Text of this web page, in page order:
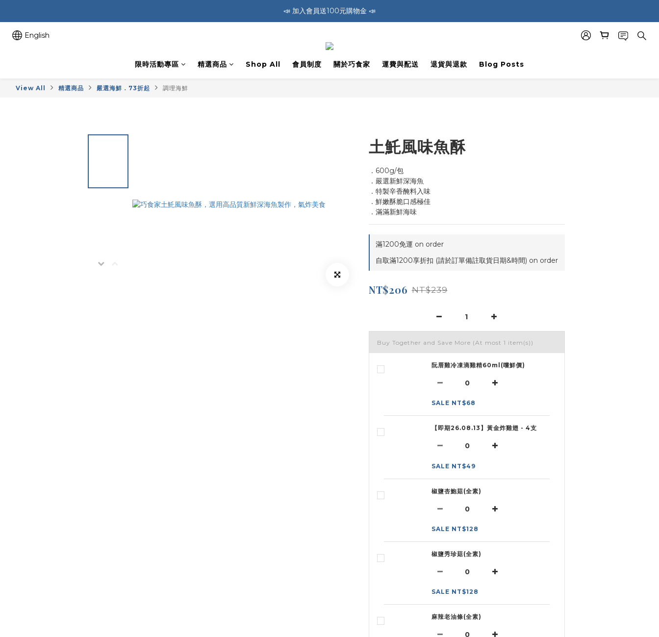
🚛 全館消費滿1200免運費 🚛
🚛 全館消費滿1200免運費 🚛
English
限時活動專區 精選商品 Shop All 會員制度 關於巧食家 運費與配送 退貨與退款 Blog Posts
View All 精選商品 嚴選海鮮．73折起 調理海鮮
土魠風味魚酥
．600g/包
．嚴選新鮮深海魚
．特製辛香醃料入味
．鮮嫩酥脆口感極佳
．滿滿新鮮海味
滿1200免運 on order
自取滿1200享折扣 (請於訂單備註取貨日期&時間) on order
NT$206 NT$239
Buy Together and Save More (At most 1 item(s))
阮厝雞冷凍滴雞精60ml(嚐鮮價)
SALE NT$68
【即期26.08.13】黃金炸雞翅 - 4支
SALE NT$49
椒鹽杏鮑菇(全素)
SALE NT$128
椒鹽秀珍菇(全素)
SALE NT$128
麻辣老油條(全素)